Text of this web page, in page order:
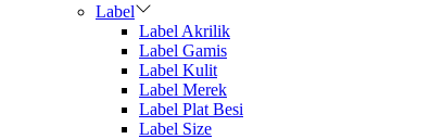
Label
Label Akrilik
Label Gamis
Label Kulit
Label Merek
Label Plat Besi
Label Size